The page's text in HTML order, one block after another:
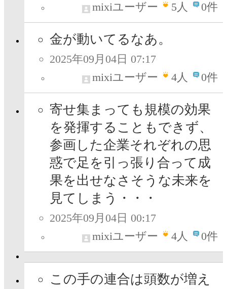
mixiユーザー
5人 0件
金が動いてるなあ。
2025年09月04日 07:17
mixiユーザー
4人 0件
寄せ集まっても規模の効果
を発揮することもできず、
参画した企業それぞれの思
惑で足を引っ張り合って成
果を出せなさそうな未来を
見てしまう・・・
2025年09月04日 00:17
mixiユーザー
4人 0件
この手の連合は頭数が増え